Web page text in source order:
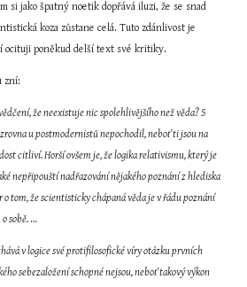
si jako špatný noetik dopřává iluzi, že se snad
koza zůstane celá. Tuto zdánlivost je
ocituji poněkud delší text své kritiky.
zní:
že neexistuje nic spolehlivějšího než věda? S
u postmodernistů nepochodil, neboť ti jsou na
citliví. Horší ovšem je, že logika relativismu, který je
nepřipouští nadřazování nějakého poznání z hlediska
o tom, že scientisticky chápaná věda je v řádu poznání
sobě. …
v logice své protifilosofické víry otázku prvních
sebezaložení schopné nejsou, neboť takový výkon